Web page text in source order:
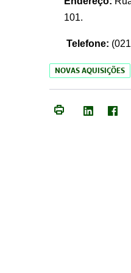
101.
Telefone:
NOVAS AQUISIÇÕES